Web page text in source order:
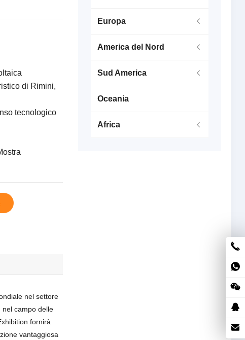
di Rimini,
tecnologico
nel settore
campo delle
fornirà
vantaggiosa
Europa
America del Nord
Sud America
Oceania
Africa